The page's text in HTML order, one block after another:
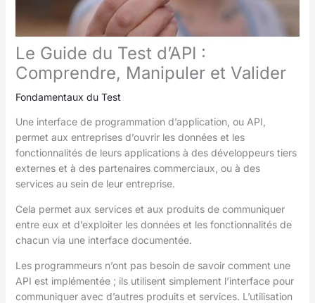
Le Guide du Test d’API :
Comprendre, Manipuler et Valider
Fondamentaux du Test
Une interface de programmation d’application, ou API,
permet aux entreprises d’ouvrir les données et les
fonctionnalités de leurs applications à des développeurs tiers
externes et à des partenaires commerciaux, ou à des
services au sein de leur entreprise.
Cela permet aux services et aux produits de communiquer
entre eux et d’exploiter les données et les fonctionnalités de
chacun via une interface documentée.
Les programmeurs n’ont pas besoin de savoir comment une
API est implémentée ; ils utilisent simplement l’interface pour
communiquer avec d’autres produits et services. L’utilisation